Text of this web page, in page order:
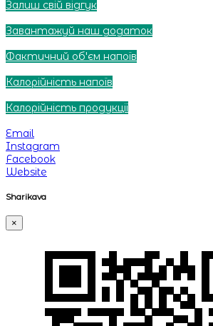
Залиш свій відгук
Завантажуй наш додаток
Фактичний об'єм напоїв
Калорійність напоїв
Калорійність продукції
Email
Instagram
Facebook
Website
Sharikava
×